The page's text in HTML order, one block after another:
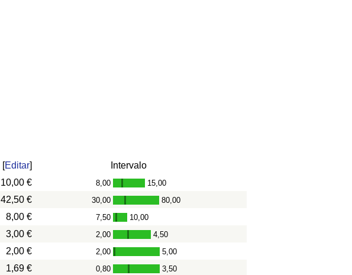
[Editar]
Intervalo
10,00 € 8,00 - 15,00
42,50 € 30,00 - 80,00
8,00 € 7,50 - 10,00
3,00 € 2,00 - 4,50
2,00 € 2,00 - 5,00
1,69 € 0,80 - 3,50